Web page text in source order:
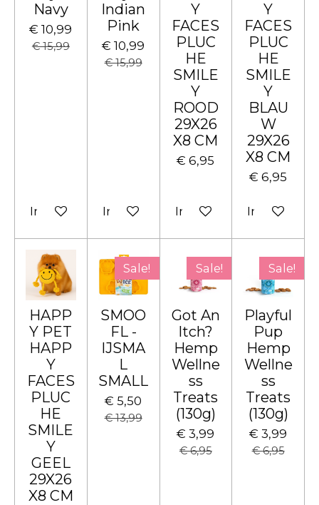
Navy
€ 10,99
€ 15,99
In winkelwagen
Indian
Pink
€ 10,99
€ 15,99
In winkelwagen
Y
FACES
PLUC
HE
SMILE
Y
ROOD
29X26
X8 CM
€ 6,95
In winkelwagen
Y
FACES
PLUC
HE
SMILE
Y
BLAU
W
29X26
X8 CM
€ 6,95
In
HAPP
Y PET
HAPP
Y
FACES
PLUC
HE
SMILE
Y
GEEL
29X26
X8 CM
Sale!
SMOO
FL -
IJSMA
L
SMALL
€ 5,50
€ 13,99
Sale!
Got An
Itch?
Hemp
Wellne
ss
Treats
(130g)
€ 3,99
€ 6,95
Sale!
Playful
Pup
Hemp
Wellne
ss
Treats
(130g)
€ 3,99
€ 6,95